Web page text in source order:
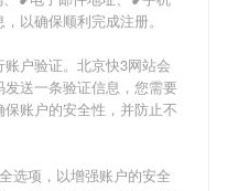
以确保顺利完成注册。
户验证。北京快3网站会
送一条验证信息，您需要
账户的安全性，并防止不
选项，以增强账户的安全